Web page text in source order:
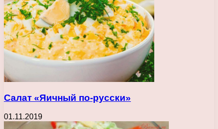
Салат «Яичный по-русски»
01.11.2019